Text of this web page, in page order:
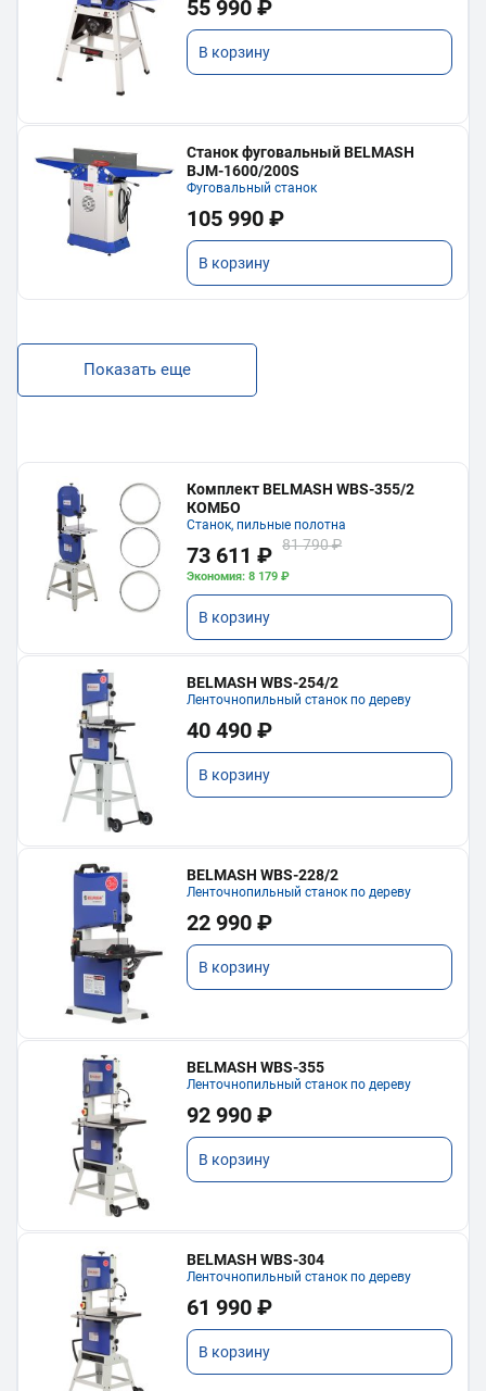
55 990 ₽
В корзину
Станок фуговальный BELMASH
BJM-1600/200S
Фуговальный станок
105 990 ₽
В корзину
Показать еще
Комплект BELMASH WBS-355/2
КОМБО
Станок, пильные полотна
73 611 ₽ 81 790 ₽
Экономия: 8 179 ₽
В корзину
BELMASH WBS-254/2
Ленточнопильный станок по дереву
40 490 ₽
В корзину
BELMASH WBS-228/2
Ленточнопильный станок по дереву
22 990 ₽
В корзину
BELMASH WBS-355
Ленточнопильный станок по дереву
92 990 ₽
В корзину
BELMASH WBS-304
Ленточнопильный станок по дереву
61 990 ₽
В корзину